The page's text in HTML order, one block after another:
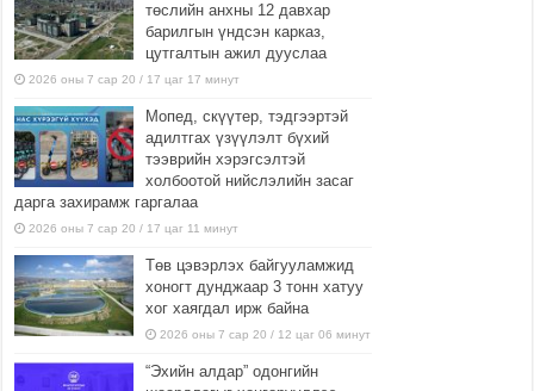
төслийн анхны 12 давхар
барилгын үндсэн карказ,
цутгалтын ажил дууслаа
2026 оны 7 сар 20 / 17 цаг 17 минут
Мопед, скүүтер, тэдгээртэй
адилтгах үзүүлэлт бүхий
тээврийн хэрэгсэлтэй
холбоотой нийслэлийн засаг
дарга захирамж гаргалаа
2026 оны 7 сар 20 / 17 цаг 11 минут
Төв цэвэрлэх байгууламжид
хоногт дунджаар 3 тонн хатуу
хог хаягдал ирж байна
2026 оны 7 сар 20 / 12 цаг 06 минут
“Эхийн алдар” одонгийн